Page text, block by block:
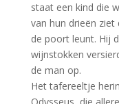
staat een kind die
van hun drieën ziet
de poort leunt. Hij
wijnstokken
de man op.
Het tafereeltje